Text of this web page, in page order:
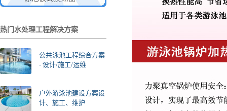
热门水处理工程解决方案
公共泳池工程综合方案
- 设计/施工/运维
户外游泳池建设方案设
计、施工、维护